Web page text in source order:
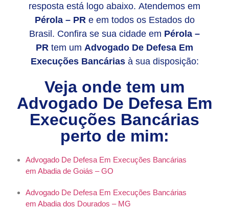
resposta está logo abaixo. Atendemos em
Pérola – PRe em todos os Estados do
Brasil. Confira se sua cidade em Pérola –
PR tem um Advogado De Defesa Em
Execuções Bancáriasà sua disposição:
Veja onde tem um
Advogado De Defesa Em
Execuções Bancárias
perto de mim:
Advogado De Defesa Em Execuções Bancárias
em Abadia de Goiás – GO
Advogado De Defesa Em Execuções Bancárias
em Abadia dos Dourados – MG